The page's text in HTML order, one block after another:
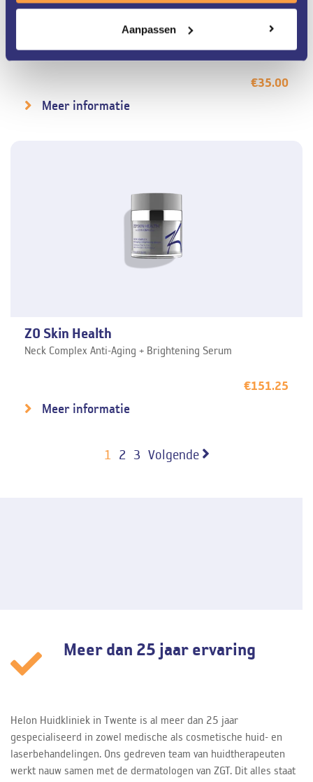
Aanpassen
Mineral Tolerance Fluid SPF50
€35.00
Meer informatie
ZO Skin Health
Neck Complex Anti-Aging + Brightening Serum
€151.25
Meer informatie
1 2 3 Volgende
Meer dan 25 jaar ervaring
Helon Huidkliniek in Twente is al meer dan 25 jaar
gespecialiseerd in zowel medische als cosmetische huid- en
laserbehandelingen. Ons gedreven team van huidtherapeuten
werkt nauw samen met de dermatologen van ZGT. Dit alles staat